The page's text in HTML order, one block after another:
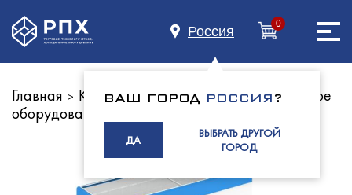
Россия
ВАШ ГОРОД РОССИЯ ?
ДА
ВЫБРАТЬ ДРУГОЙ
ГОРОД
0
Главная > Каталог оборудования>Холодильное
оборудование